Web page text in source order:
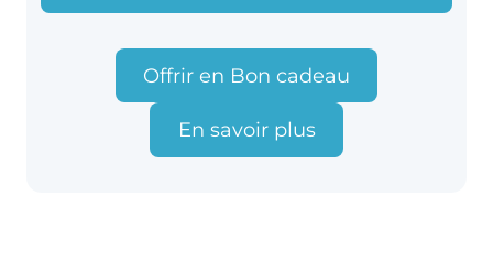
Offrir en Bon cadeau
En savoir plus